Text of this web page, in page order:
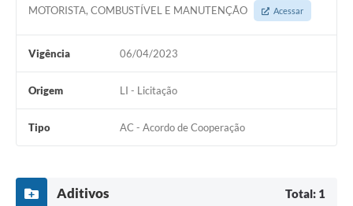
MOTORISTA, COMBUSTÍVEL E MANUTENÇÃO
Acessar
Vigência 06/04/2023
Origem LI - Licitação
Tipo AC - Acordo de Cooperação
Aditivos Total: 1